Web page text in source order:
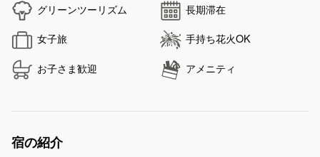
グリーンツーリズム
長期滞在
女子旅
手持ち花火OK
お子さま歓迎
アメニティ
宿の紹介